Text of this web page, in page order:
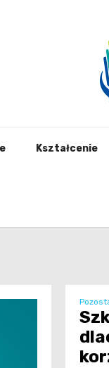
Kształcenie